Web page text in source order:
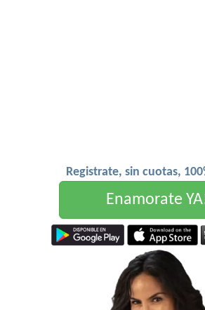
Registrate, sin cuotas,
Enamorate